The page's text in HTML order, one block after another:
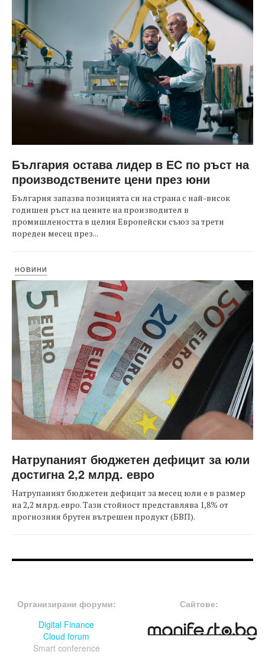
България остава лидер в ЕС по ръст на
производствените цени през юни
България запазва позицията си на страна с най-висок
годишен ръст на цените на производител в
промишлеността в целия Европейски съюз за трети
пореден месец през...
НОВИНИ
Натрупаният бюджетен дефицит за юли
достигна 2,2 млрд. евро
Натрупаният бюджетен дефицит за месец юли е в размер
на 2,2 млрд. евро. Тази стойност представлява 1,8% от
прогнозния брутен вътрешен продукт (БВП).
Организирани форуми:
Digital Finance
Cloud forum
Smart conference
Сайтове: